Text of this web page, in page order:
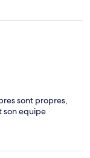
sont propres,
son equipe